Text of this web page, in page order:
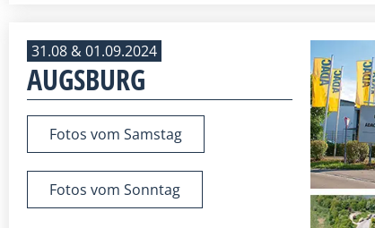
31.08 & 01.09.2024
AUGSBURG
Fotos vom Samstag
Fotos vom Sonntag